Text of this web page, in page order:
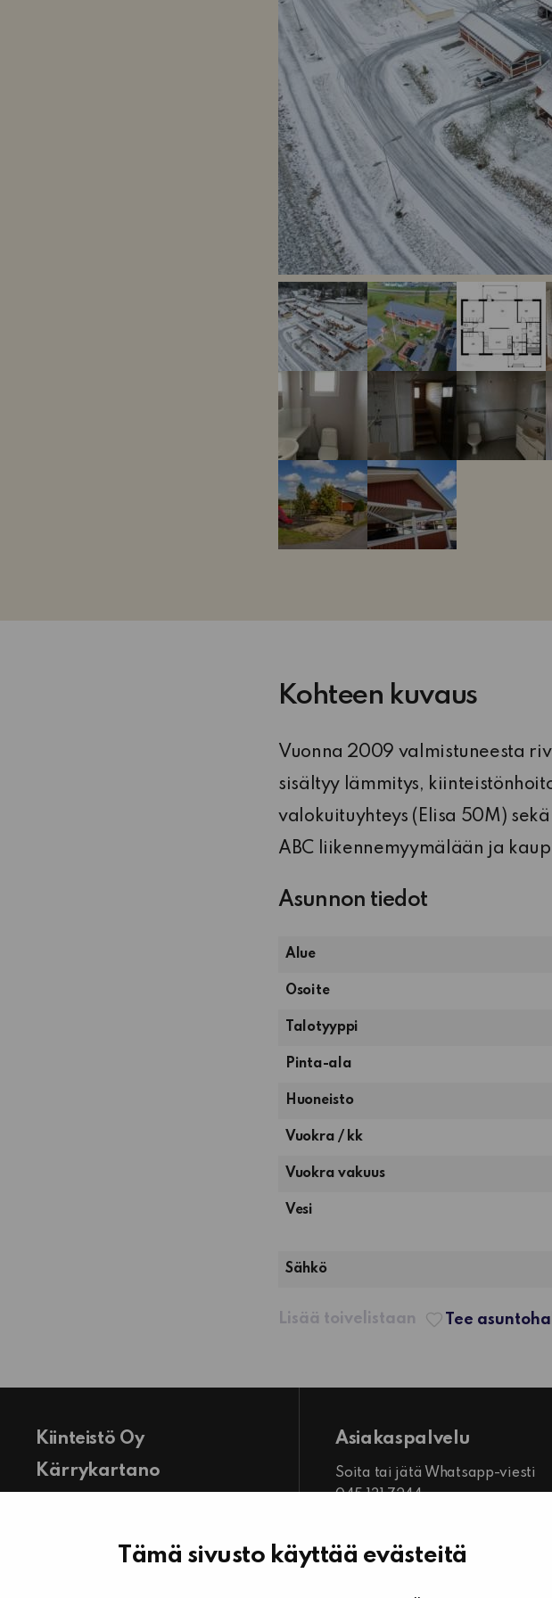
Tämä sivusto käyttää evästeitä
Kohteen kuvaus
Vuonna 2009 valmistuneesta
sisältyy lämmitys,
valokuituyhteys (Elisa 50M)
ABC liikennemyymälään ja
Asunnon tiedot
Alue
Osoite
Talotyyppi
Pinta-ala
Huoneisto
4
keittiö
ja
Vuokra / kk
Vuokra vakuus
Vesi
Sähkö
Lisää toivelistaan Tee
Kiinteistö Oy
Kärrykartano
61300 Kurikka
Asiakaspalvelu
Soita tai jätä Whatsapp-viesti
045 131 7244
ma-pe klo 8.00–16.00